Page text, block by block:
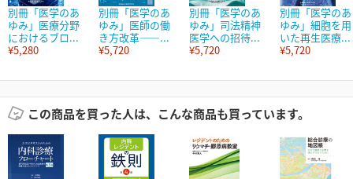
別冊「医学のあ
ゆみ」医療分野
におけるブロ...
¥5,280
別冊「医学のあ
ゆみ」医師の働
き方改革――...
¥5,720
別冊「医学のあ
ゆみ」司法精神
医学への招待...
¥5,720
別冊「医学のあ
ゆみ」細胞を用
いた再生医療...
¥5,720
この商品を買った人は、こんな商品も買っています。